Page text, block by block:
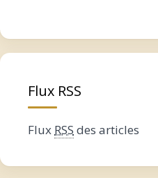
novembre 2024
juillet 2024
mars 2024
janvier 2024
Flux RSS
Flux RSS des articles